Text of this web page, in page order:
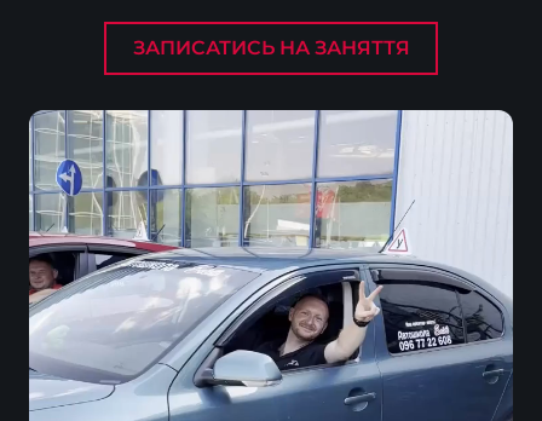
ЗАПИСАТИСЬ НА ЗАНЯТТЯ